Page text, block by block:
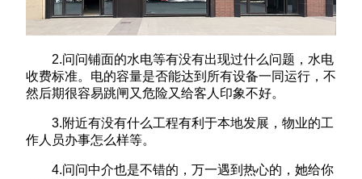
2.问问铺面的水电等有没有出现过什么问题，水电
收费标准。电的容量是否能达到所有设备一同运行，不
然后期很容易跳闸又危险又给客人印象不好。
3.附近有没有什么工程有利于本地发展，物业的工
作人员办事怎么样等。
4.问问中介也是不错的，万一遇到热心的，她给你